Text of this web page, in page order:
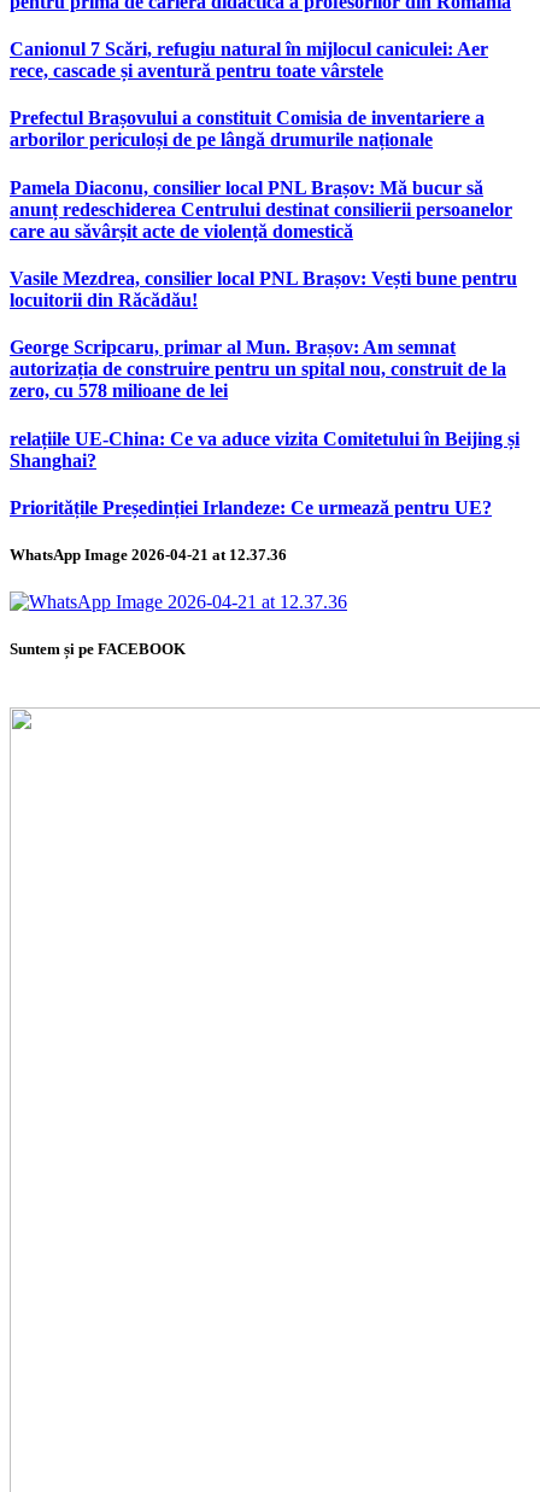
Canionul 7 Scări, refugiu natural în mijlocul caniculei: Aer
rece, cascade și aventură pentru toate vârstele
Prefectul Brașovului a constituit Comisia de inventariere a
arborilor periculoși de pe lângă drumurile naționale
Pamela Diaconu, consilier local PNL Brașov: Mă bucur să
anunț redeschiderea Centrului destinat consilierii persoanelor
care au săvârșit acte de violență domestică
Vasile Mezdrea, consilier local PNL Brașov: Vești bune pentru
locuitorii din Răcădău!
George Scripcaru, primar al Mun. Brașov: Am semnat
autorizația de construire pentru un spital nou, construit de la
zero, cu 578 milioane de lei
relațiile UE-China: Ce va aduce vizita Comitetului în Beijing și
Shanghai?
Prioritățile Președinției Irlandeze: Ce urmează pentru UE?
WhatsApp Image 2026-04-21 at 12.37.36
Suntem și pe FACEBOOK